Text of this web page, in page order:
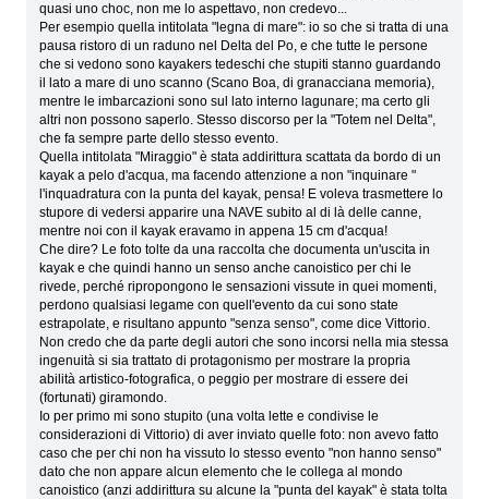
quasi uno choc, non me lo aspettavo, non credevo...
Per esempio quella intitolata "legna di mare": io so che si tratta di una
pausa ristoro di un raduno nel Delta del Po, e che tutte le persone
che si vedono sono kayakers tedeschi che stupiti stanno guardando
il lato a mare di uno scanno (Scano Boa, di granacciana memoria),
mentre le imbarcazioni sono sul lato interno lagunare; ma certo gli
altri non possono saperlo. Stesso discorso per la "Totem nel Delta",
che fa sempre parte dello stesso evento.
Quella intitolata "Miraggio" è stata addirittura scattata da bordo di un
kayak a pelo d'acqua, ma facendo attenzione a non "inquinare "
l'inquadratura con la punta del kayak, pensa! E voleva trasmettere lo
stupore di vedersi apparire una NAVE subito al di là delle canne,
mentre noi con il kayak eravamo in appena 15 cm d'acqua!
Che dire? Le foto tolte da una raccolta che documenta un'uscita in
kayak e che quindi hanno un senso anche canoistico per chi le
rivede, perché ripropongono le sensazioni vissute in quei momenti,
perdono qualsiasi legame con quell'evento da cui sono state
estrapolate, e risultano appunto "senza senso", come dice Vittorio.
Non credo che da parte degli autori che sono incorsi nella mia stessa
ingenuità si sia trattato di protagonismo per mostrare la propria
abilità artistico-fotografica, o peggio per mostrare di essere dei
(fortunati) giramondo.
Io per primo mi sono stupito (una volta lette e condivise le
considerazioni di Vittorio) di aver inviato quelle foto: non avevo fatto
caso che per chi non ha vissuto lo stesso evento "non hanno senso"
dato che non appare alcun elemento che le collega al mondo
canoistico (anzi addirittura su alcune la "punta del kayak" è stata tolta